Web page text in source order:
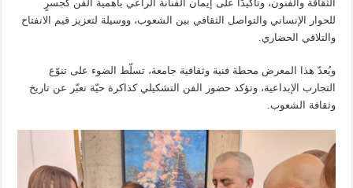
الثقافة والفنون، وتأكيدًا على إيمان الفنانة الراعي بأهمية الفن كجسرٍ
للحوار الإنساني والتواصل الثقافي بين الشعوب، ووسيلة لتعزيز قيم الانفتاح
والتلاقي الحضاري.
ويُعدّ هذا المعرض محطة فنية وثقافية جامعة، تسلّط الضوء على تنوّع
التجارب الإبداعية، وتؤكد حضور الفن التشكيلي كذاكرة حيّة تعبّر عن تاريخ
وثقافة الشعوب.